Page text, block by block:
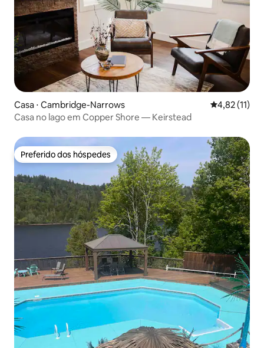
Casa ⋅ Cambridge-Narrows 4,82 de uma
4,82 (11)
Casa no lago em Copper Shore — Keirstead
Preferido dos hóspedes
Preferido dos hóspedes